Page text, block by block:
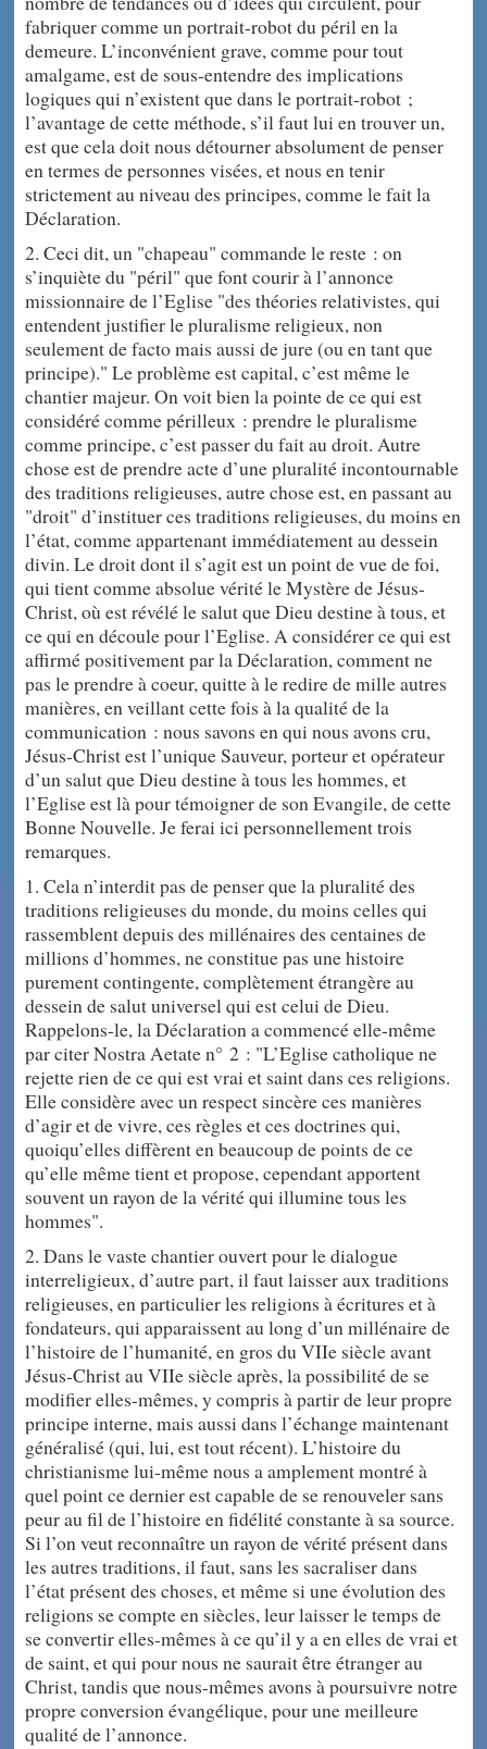
fabriquer comme un portrait-robot du péril en la
demeure. L’inconvénient grave, comme pour tout
amalgame, est de sous-entendre des implications
logiques qui n’existent que dans le portrait-robot ;
l’avantage de cette méthode, s’il faut lui en trouver un,
est que cela doit nous détourner absolument de penser
en termes de personnes visées, et nous en tenir
strictement au niveau des principes, comme le fait la
Déclaration.
2. Ceci dit, un "chapeau" commande le reste : on
s’inquiète du "péril" que font courir à l’annonce
missionnaire de l’Eglise "des théories relativistes, qui
entendent justifier le pluralisme religieux, non
seulement de facto mais aussi de jure (ou en tant que
principe)." Le problème est capital, c’est même le
chantier majeur. On voit bien la pointe de ce qui est
considéré comme périlleux : prendre le pluralisme
comme principe, c’est passer du fait au droit. Autre
chose est de prendre acte d’une pluralité incontournable
des traditions religieuses, autre chose est, en passant au
"droit" d’instituer ces traditions religieuses, du moins en
l’état, comme appartenant immédiatement au dessein
divin. Le droit dont il s’agit est un point de vue de foi,
qui tient comme absolue vérité le Mystère de Jésus-
Christ, où est révélé le salut que Dieu destine à tous, et
ce qui en découle pour l’Eglise. A considérer ce qui est
affirmé positivement par la Déclaration, comment ne
pas le prendre à coeur, quitte à le redire de mille autres
manières, en veillant cette fois à la qualité de la
communication : nous savons en qui nous avons cru,
Jésus-Christ est l’unique Sauveur, porteur et opérateur
d’un salut que Dieu destine à tous les hommes, et
l’Eglise est là pour témoigner de son Evangile, de cette
Bonne Nouvelle. Je ferai ici personnellement trois
remarques.
1. Cela n’interdit pas de penser que la pluralité des
traditions religieuses du monde, du moins celles qui
rassemblent depuis des millénaires des centaines de
millions d’hommes, ne constitue pas une histoire
purement contingente, complètement étrangère au
dessein de salut universel qui est celui de Dieu.
Rappelons-le, la Déclaration a commencé elle-même
par citer Nostra Aetate n° 2 : "L’Eglise catholique ne
rejette rien de ce qui est vrai et saint dans ces religions.
Elle considère avec un respect sincère ces manières
d’agir et de vivre, ces règles et ces doctrines qui,
quoiqu’elles diffèrent en beaucoup de points de ce
qu’elle même tient et propose, cependant apportent
souvent un rayon de la vérité qui illumine tous les
hommes".
2. Dans le vaste chantier ouvert pour le dialogue
interreligieux, d’autre part, il faut laisser aux traditions
religieuses, en particulier les religions à écritures et à
fondateurs, qui apparaissent au long d’un millénaire de
l’histoire de l’humanité, en gros du VIIe siècle avant
Jésus-Christ au VIIe siècle après, la possibilité de se
modifier elles-mêmes, y compris à partir de leur propre
principe interne, mais aussi dans l’échange maintenant
généralisé (qui, lui, est tout récent). L’histoire du
christianisme lui-même nous a amplement montré à
quel point ce dernier est capable de se renouveler sans
peur au fil de l’histoire en fidélité constante à sa source.
Si l’on veut reconnaître un rayon de vérité présent dans
les autres traditions, il faut, sans les sacraliser dans
l’état présent des choses, et même si une évolution des
religions se compte en siècles, leur laisser le temps de
se convertir elles-mêmes à ce qu’il y a en elles de vrai et
de saint, et qui pour nous ne saurait être étranger au
Christ, tandis que nous-mêmes avons à poursuivre notre
propre conversion évangélique, pour une meilleure
qualité de l’annonce.